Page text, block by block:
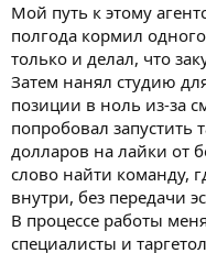
Мой путь к этому
полгода кормил
только и делал, что
Затем нанял студию
позиции в ноль из-за
попробовал запустить
долларов на лайки от
слово найти команду,
внутри, без передачи
В процессе работы
специалисты и